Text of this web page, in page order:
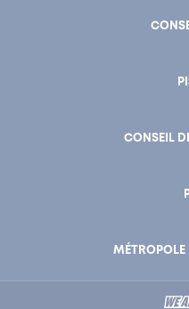
CONSEIL
MÉTROPOLE
En un clic